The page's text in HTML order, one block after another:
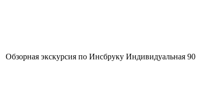
Обзорная экскурсия по Инсбруку Индивидуальная 90